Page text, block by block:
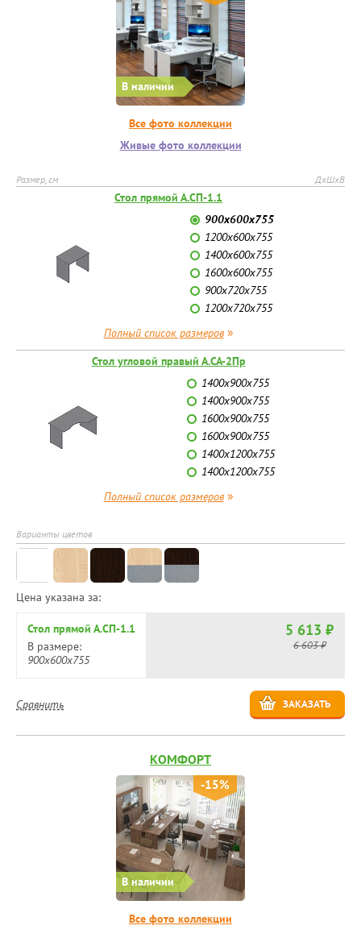
В наличии
Все фото коллекции
Живые фото коллекции
Размер, см ДхШхВ
Стол прямой А.СП-1.1
900х600х755
1200х600х755
1400х600х755
1600х600х755
900х720х755
1200х720х755
Полный список размеров»
Стол угловой правый А.СА-2Пр
1400х900х755
1400х900х755
1600х900х755
1600х900х755
1400х1200х755
1400х1200х755
Полный список размеров»
Варианты цветов
Цена указана за:
Стол прямой А.СП-1.1
В размере:
900х600х755
5 613 ₽
6 603 ₽
ЗАКАЗАТЬ
Сравнить
КОМФОРТ
В наличии
-15%
Все фото коллекции